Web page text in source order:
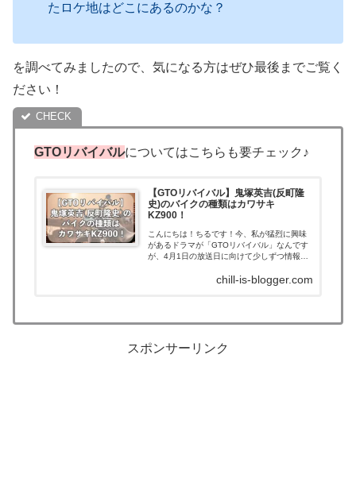
たロケ地はどこにあるのかな？
を調べてみましたので、気になる方はぜひ最後までご覧く
ださい！
GTOリバイバルについてはこちらも要チェック♪
【GTOリバイバル】鬼塚英吉(反町隆
史)のバイクの種類はカワサキ
KZ900！
こんにちは！ちるです！今、私が猛烈に興味
があるドラマが「GTOリバイバル」なんです
が、4月1日の放送日に向けて少しずつ情報が
とのことなので、一夜限りの放送が本当に本
chill-is-blogger.com
スポンサーリンク